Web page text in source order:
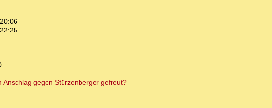
gegen Stürzenberger gefreut?